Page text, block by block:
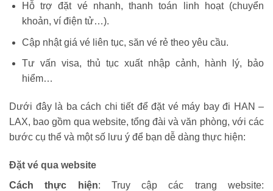
Hỗ trợ đặt vé nhanh, thanh toán linh hoạt (chuyển
khoản, ví điện tử…).
Cập nhật giá vé liên tục, săn vé rẻ theo yêu cầu.
Tư vấn visa, thủ tục xuất nhập cảnh, hành lý, bảo
hiểm…
Dưới đây là ba cách chi tiết để đặt vé máy bay đi HAN –
LAX, bao gồm qua website, tổng đài và văn phòng, với các
bước cụ thể và một số lưu ý để bạn dễ dàng thực hiện:
Đặt vé qua website
Cách thực hiện: Truy cập các trang website: